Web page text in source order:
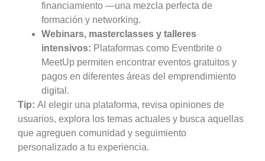
financiamiento —una mezcla perfecta de
formación y networking.
Webinars, masterclasses y talleres
intensivos: Plataformas como Eventbrite o
MeetUp permiten encontrar eventos gratuitos y
pagos en diferentes áreas del emprendimiento
digital.
Tip: Al elegir una plataforma, revisa opiniones de
usuarios, explora los temas actuales y busca aquellas
que agreguen comunidad y seguimiento
personalizado a tu experiencia.